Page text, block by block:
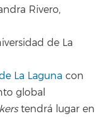
Rivero,
de La
La Laguna con
global
tendrá lugar en